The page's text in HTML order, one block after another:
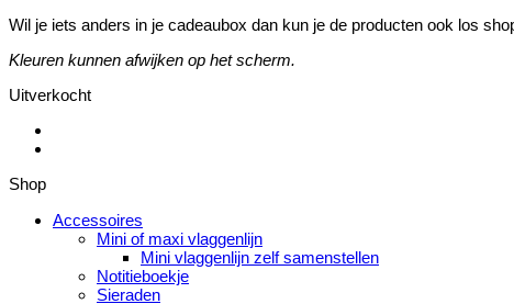
Wil je iets anders in je cadeaubox dan kun je de producten ook los
Kleuren kunnen afwijken op het scherm.
Uitverkocht
Shop
Accessoires
Mini of maxi vlaggenlijn
Mini vlaggenlijn zelf samenstellen
Notitieboekje
Sieraden